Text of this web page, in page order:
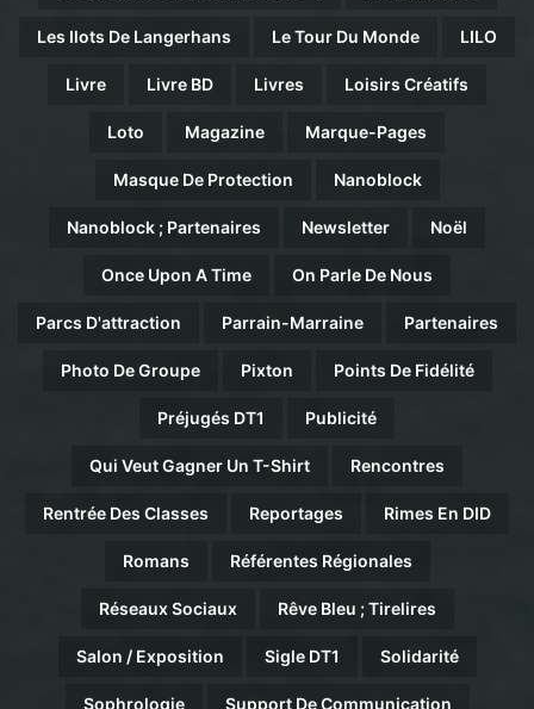
Les Ilots De Langerhans Le Tour Du Monde LILO
Livre Livre BD Livres Loisirs Créatifs
Loto Magazine Marque-Pages
Masque De Protection Nanoblock
Nanoblock ; Partenaires Newsletter Noël
Once Upon A Time On Parle De Nous
Parcs D'attraction Parrain-Marraine Partenaires
Photo De Groupe Pixton Points De Fidélité
Préjugés DT1 Publicité
Qui Veut Gagner Un T-Shirt Rencontres
Rentrée Des Classes Reportages Rimes En DID
Romans Référentes Régionales
Réseaux Sociaux Rêve Bleu ; Tirelires
Salon / Exposition Sigle DT1 Solidarité
Sophrologie Support De Communication